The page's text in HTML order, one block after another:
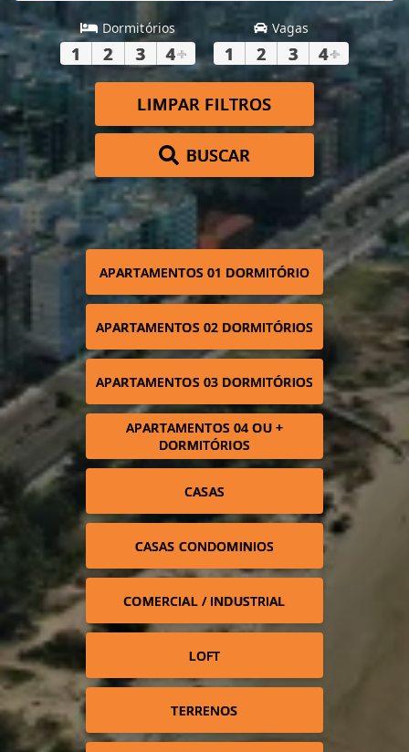
Dormitórios
1 2 3 4+
Vagas
1 2 3 4+
LIMPAR FILTROS
BUSCAR
APARTAMENTOS 01 DORMITÓRIO
APARTAMENTOS 02 DORMITÓRIOS
APARTAMENTOS 03 DORMITÓRIOS
APARTAMENTOS 04 OU +
DORMITÓRIOS
CASAS
CASAS CONDOMINIOS
COMERCIAL / INDUSTRIAL
LOFT
TERRENOS